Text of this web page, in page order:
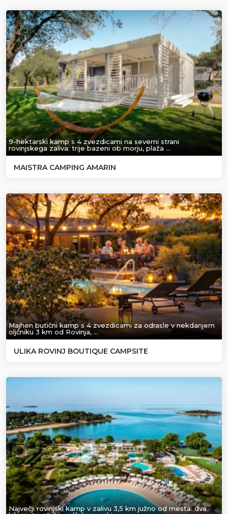
9-hektarski kamp s 4 zvezdicami na severni strani
rovinjskega zaliva: trije bazeni ob morju, plaža …
MAISTRA CAMPING AMARIN
Majhen butični kamp s 4 zvezdicami za odrasle v nekdanjem
oljčniku 3 km od Rovinja, …
ULIKA ROVINJ BOUTIQUE CAMPSITE
Največji rovinjski kamp v zalivu 3,5 km južno od mesta: dva